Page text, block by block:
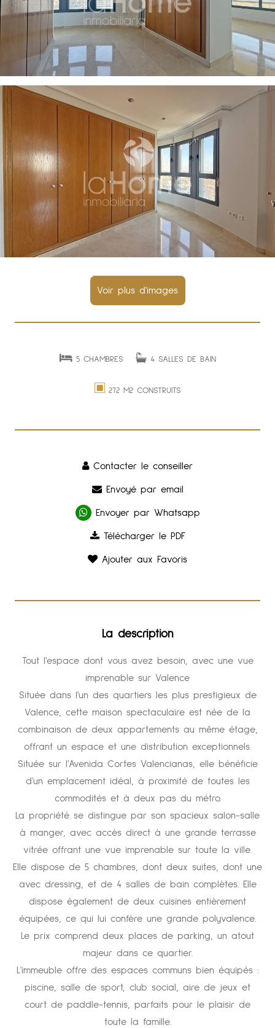
5 CHAMBRES 4 SALLES DE BAIN
272 M2 CONSTRUITS
Contacter le conseiller
Envoyé par email
Envoyer par Whatsapp
Télécharger le PDF
Ajouter aux Favoris
La description
Tout l'espace dont vous avez besoin, avec une vue
imprenable sur Valence
Située dans l'un des quartiers les plus prestigieux de
Valence, cette maison spectaculaire est née de la
combinaison de deux appartements au même étage,
offrant un espace et une distribution exceptionnels.
Située sur l'Avenida Cortes Valencianas, elle bénéficie
d'un emplacement idéal, à proximité de toutes les
commodités et à deux pas du métro.
La propriété se distingue par son spacieux salon-salle
à manger, avec accès direct à une grande terrasse
vitrée offrant une vue imprenable sur toute la ville.
Elle dispose de 5 chambres, dont deux suites, dont une
avec dressing, et de 4 salles de bain complètes. Elle
dispose également de deux cuisines entièrement
équipées, ce qui lui confère une grande polyvalence.
Le prix comprend deux places de parking, un atout
majeur dans ce quartier.
L'immeuble offre des espaces communs bien équipés :
piscine, salle de sport, club social, aire de jeux et
court de paddle-tennis, parfaits pour le plaisir de
toute la famille.